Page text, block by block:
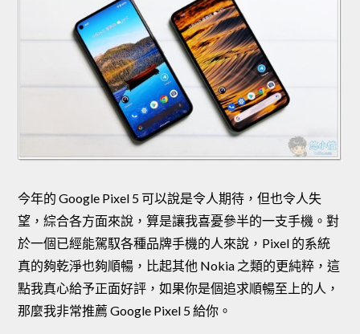
今年的 Google Pixel 5 可以說是令人期待，但也令人失
望，綜合各方面來說，算是讓我喜憂參半的一支手機。對
於一個已經能駕馭各種品牌手機的人來說，Pixel 的系統
真的夠乾淨也夠順暢，比起其他 Nokia 之類的更純粹，這
點我真心給予正面好評，如果你是個追求順暢至上的人，
那麼我非常推薦 Google Pixel 5 給你。